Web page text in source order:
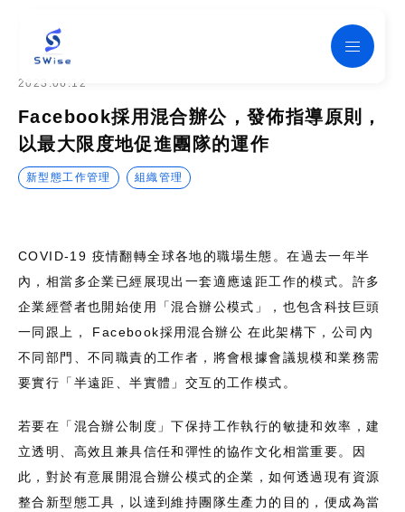
2023.06.12
Facebook採用混合辦公，發佈指導原則，
以最大限度地促進團隊的運作
新型態工作管理 組織管理
COVID-19 疫情翻轉全球各地的職場生態。在過去一年半
內，相當多企業已經展現出一套適應遠距工作的模式。許多
企業經營者也開始使用「混合辦公模式」，也包含科技巨頭
一同跟上， Facebook採用混合辦公 在此架構下，公司內
不同部門、不同職責的工作者，將會根據會議規模和業務需
要實行「半遠距、半實體」交互的工作模式。
若要在「混合辦公制度」下保持工作執行的敏捷和效率，建
立透明、高效且兼具信任和彈性的協作文化相當重要。因
此，對於有意展開混合辦公模式的企業，如何透過現有資源
整合新型態工具，以達到維持團隊生產力的目的，便成為當